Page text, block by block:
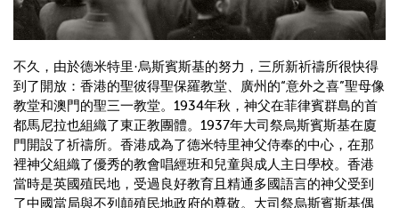
不久，由於德米特里·烏斯賓斯基的努力，三所新祈禱所很快得
到了開放：香港的聖彼得聖保羅教堂、廣州的“意外之喜”聖母像
教堂和澳門的聖三一教堂。1934年秋，神父在菲律賓群島的首
都馬尼拉也組織了東正教團體。1937年大司祭烏斯賓斯基在廈
門開設了祈禱所。香港成為了德米特里神父侍奉的中心，在那
裡神父組織了優秀的教會唱經班和兒童與成人主日學校。香港
當時是英國殖民地，受過良好教育且精通多國語言的神父受到
了中國當局與不列顛殖民地政府的尊敬。大司祭烏斯賓斯基偶